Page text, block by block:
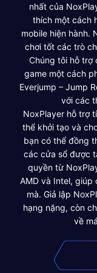
nhất của
thích một cách
mobile hiện hành.
chơi tốt các trò
Chúng tôi hỗ trợ
game một cách
Everjump – Jump
với các
NoxPlayer hỗ trợ
thể khởi tạo và
bạn có thể đồng
các cửa sổ được
quyền từ
AMD và Intel, giúp
mà. Giả lập
hạng nặng, còn
về